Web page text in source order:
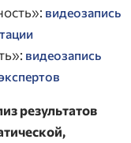
видеозапись
видеозапись
результатов